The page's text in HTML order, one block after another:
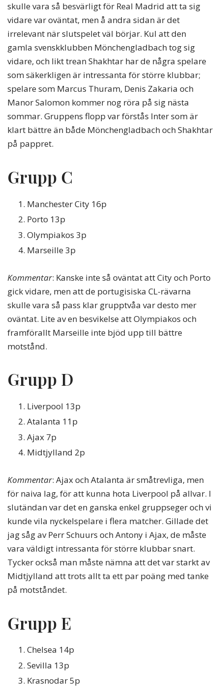
skulle vara så besvärligt för Real Madrid att ta sig
vidare var oväntat, men å andra sidan är det
irrelevant när slutspelet väl börjar. Kul att den
gamla svenskklubben Mönchengladbach tog sig
vidare, och likt trean Shakhtar har de några spelare
som säkerkligen är intressanta för större klubbar;
spelare som Marcus Thuram, Denis Zakaria och
Manor Salomon kommer nog röra på sig nästa
sommar. Gruppens flopp var förstås Inter som är
klart bättre än både Mönchengladbach och Shakhtar
på pappret.
Grupp C
Manchester City 16p
Porto 13p
Olympiakos 3p
Marseille 3p
Kommentar: Kanske inte så oväntat att City och Porto
gick vidare, men att de portugisiska CL-rävarna
skulle vara så pass klar grupptvåa var desto mer
oväntat. Lite av en besvikelse att Olympiakos och
framförallt Marseille inte bjöd upp till bättre
motstånd.
Grupp D
Liverpool 13p
Atalanta 11p
Ajax 7p
Midtjylland 2p
Kommentar: Ajax och Atalanta är småtrevliga, men
för naiva lag, för att kunna hota Liverpool på allvar. I
slutändan var det en ganska enkel gruppseger och vi
kunde vila nyckelspelare i flera matcher. Gillade det
jag såg av Perr Schuurs och Antony i Ajax, de måste
vara väldigt intressanta för större klubbar snart.
Tycker också man måste nämna att det var starkt av
Midtjylland att trots allt ta ett par poäng med tanke
på motståndet.
Grupp E
Chelsea 14p
Sevilla 13p
Krasnodar 5p